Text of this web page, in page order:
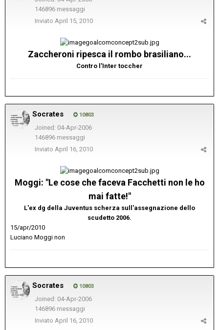
146896 messaggi
Inviato April 15, 2010
Zaccheroni ripesca il rombo brasiliano...
Contro l'Inter toccher
Socrates 10803
Joined: 04-Apr-2006
146896 messaggi
Inviato April 16, 2010
Moggi: "Le cose che faceva Facchetti non le ho
mai fatte!"
L'ex dg della Juventus scherza sull'assegnazione dello
scudetto 2006.
15/apr/2010
Luciano Moggi non
Socrates 10803
Joined: 04-Apr-2006
146896 messaggi
Inviato April 16, 2010